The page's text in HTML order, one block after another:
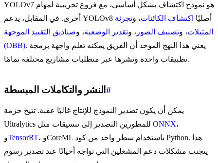
YOLOv7 هو نموذج اكتشاف بشكل أساسي، مع فروع تجريبية لمهام
أخرى. في المقابل، يدعم YOLOv8 أصليًا اكتشاف الكائنات، وتجزئة
المثيلات، وتصنيف الصور ، وتقدير الوضعية، وصناديق التقييد الموجهة
(OBB). يعني هذا النهج الموحد أن الفريق يمكنه تعلم واجهة برمجة
تطبيقات واحدة ونشرها عبر متطلبات مشاريع مختلفة تمامًا.
النشر والتكاملات المبسطة #
يمكن أن يكون تصدير النموذج للإنتاج غالبًا عقبة. تتيح حزمة
ONNX،
وTensorRT، وCoreML باستخدام سطر واحد من كود Python. هذا
يتجنب مشكلات دعم المشغلين التي تواجه أحيانًا عند تصدير رسوم